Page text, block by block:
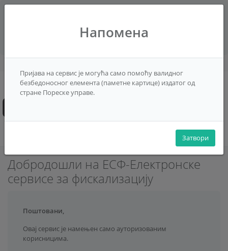
претраживач на рачунару.
Помоћ
српски (Србија)
Добродошли на ЕСФ-Електронске
сервисе за фискализацију
Поштовани,
Овај сервис је намењен само ауторизованим
корисницима.
Напомена
Пријава на сервис је могућа само помоћу валидног
безбедоносног елемента (паметне картице) издатог од
стране Пореске управе.
Затвори